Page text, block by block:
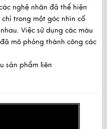
nghệ nhân đã thể hiện
trong một góc nhìn cố
Việc sử dụng các màu
mô phỏng thành công các
sản phẩm liên